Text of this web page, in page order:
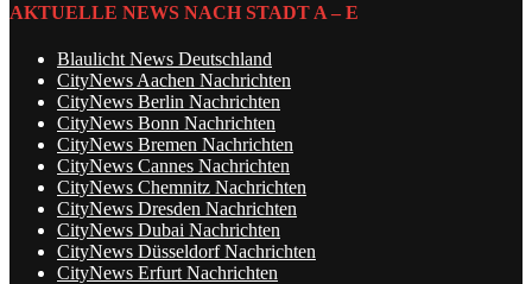
AKTUELLE NEWS NACH STADT A – E
Blaulicht News Deutschland
CityNews Aachen Nachrichten
CityNews Berlin Nachrichten
CityNews Bonn Nachrichten
CityNews Bremen Nachrichten
CityNews Cannes Nachrichten
CityNews Chemnitz Nachrichten
CityNews Dresden Nachrichten
CityNews Dubai Nachrichten
CityNews Düsseldorf Nachrichten
CityNews Erfurt Nachrichten